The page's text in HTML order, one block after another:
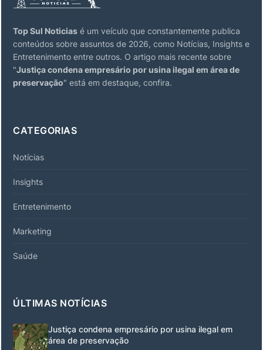
Top Sul Noticias é um veículo que constantemente publica
conteúdos sobre assuntos de 2026, como Notícias, Insights e
Entretenimento entre outros. O artigo mais recente sobre
"Justiça condena empresário por usina ilegal em área de
preservação" está em destaque, confira.
CATEGORIAS
Notícias
Insights
Entretenimento
Marketing
Saúde
ÚLTIMAS NOTÍCIAS
Justiça condena empresário por usina ilegal em
área de preservação